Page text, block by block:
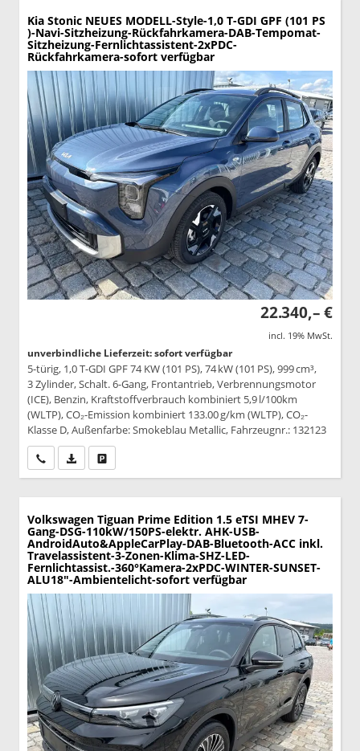
Kia Stonic NEUES MODELL-Style-1,0 T-GDI GPF (101 PS
)-Navi-Sitzheizung-Rückfahrkamera-DAB-Tempomat-
Sitzheizung-Fernlichtassistent-2xPDC-
Rückfahrkamera-sofort verfügbar
22.340,– €
incl. 19% MwSt.
unverbindliche Lieferzeit: sofort verfügbar
5-türig, 1,0 T-GDI GPF 74 KW (101 PS), 74 kW (101 PS), 999 cm³,
3 Zylinder, Schalt. 6-Gang, Frontantrieb, Verbrennungsmotor
(ICE), Benzin, Kraftstoffverbrauch kombiniert 5,9 l/100km
(WLTP), CO₂-Emission kombiniert 133.00 g/km (WLTP), CO₂-
Klasse D, Außenfarbe: Smokeblau Metallic, Fahrzeugnr.: 132123
Wir rufen Sie anPDF-Datei, Fahrzeugexposé drucken
Volkswagen Tiguan Prime Edition 1.5 eTSI MHEV 7-
Gang-DSG-110kW/150PS-elektr. AHK-USB-
AndroidAuto&AppleCarPlay-DAB-Bluetooth-ACC inkl.
Travelassistent-3-Zonen-Klima-SHZ-LED-
Fernlichtassist.-360°Kamera-2xPDC-WINTER-SUNSET-
ALU18"-Ambientelicht-sofort verfügbar